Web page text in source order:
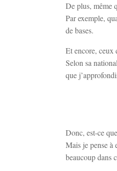
De plus, même
Par exemple,
de bases.
Et encore, ceux
Selon sa
que
Donc, est-ce
Mais je pense à
beaucoup dans